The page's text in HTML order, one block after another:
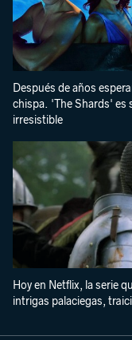
Después de años
chispa. 'The Shards' es
irresistible
Hoy en Netflix, la serie
intrigas palaciegas,